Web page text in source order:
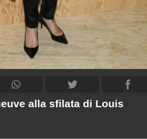
alla sfilata di Louis